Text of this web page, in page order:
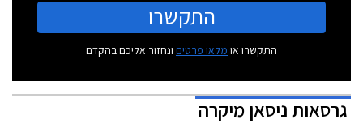
התקשרו
התקשרו או מלאו פרטים ונחזור אליכם בהקדם
גרסאותניסאן מיקרה